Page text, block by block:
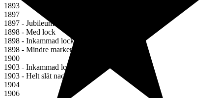
1893
1897
1897 - Jubileumsmynt
1898 - Med lock
1898 - Inkammad lock
1898 - Mindre markerad lock
1900
1903 - Inkammad lock
1903 - Helt slät nackkant
1904
1906